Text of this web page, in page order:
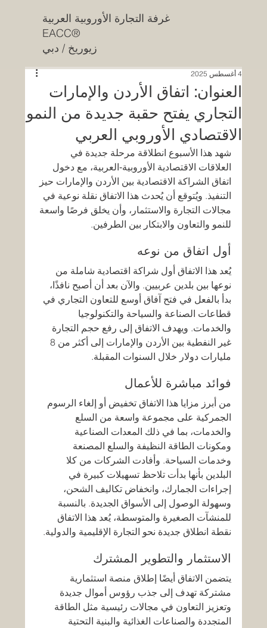
غرفة التجارة الأوروبية العربية
EACC®
زيوريخ / دبي
العنوان: اتفاق الأردن والإمارات
التجاري يفتح حقبة جديدة من النمو
الاقتصادي الأوروبي العربي
4 أغسطس 2025
شهد هذا الأسبوع انطلاقة مرحلة جديدة في
العلاقات الاقتصادية الأوروبية‑العربية، مع دخول
اتفاق الشراكة الاقتصادية بين الأردن والإمارات حيز
التنفيذ. ويُتوقع أن يُحدث هذا الاتفاق نقلة نوعية في
مجالات التجارة والاستثمار، وأن يخلق فرصًا واسعة
للنمو والتعاون والابتكار بين الطرفين.
أول اتفاق من نوعه
يُعد هذا الاتفاق أول شراكة اقتصادية شاملة من
نوعها بين بلدين عربيين. والآن بعد أن أصبح نافذًا،
بدأ بالفعل في فتح آفاق أوسع للتعاون التجاري في
قطاعات الصناعة والسياحة والتكنولوجيا
والخدمات. ويهدف الاتفاق إلى رفع حجم التجارة
مليارات دولار خلال السنوات المقبلة.
فوائد مباشرة للأعمال
من أبرز مزايا هذا الاتفاق تخفيض أو إلغاء الرسوم
الجمركية على مجموعة واسعة من السلع
والخدمات، بما في ذلك المعدات الصناعية
ومكونات الطاقة النظيفة والسلع المصنعة
وخدمات السياحة. وأفادت الشركات من كلا
البلدين بأنها بدأت تلاحظ تسهيلات كبيرة في
إجراءات الجمارك، وانخفاض تكاليف الشحن،
وسهولة الوصول إلى الأسواق الجديدة. بالنسبة
للمنشآت الصغيرة والمتوسطة، يُعد هذا الاتفاق
نقطة انطلاق جديدة نحو التجارة الإقليمية والدولية.
الاستثمار والتطوير المشترك
يتضمن الاتفاق أيضًا إطلاق منصة استثمارية
مشتركة تهدف إلى جذب رؤوس أموال جديدة
وتعزيز التعاون في مجالات رئيسية مثل الطاقة
المتجددة والصناعات الغذائية والبنية التحتية